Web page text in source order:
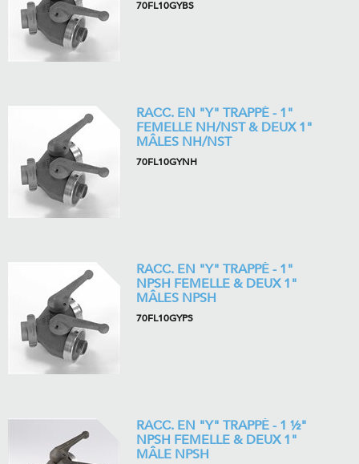
70FL10GYBS
RACC. EN "Y" TRAPPÉ - 1"
FEMELLE NH/NST & DEUX 1"
MÂLES NH/NST
70FL10GYNH
RACC. EN "Y" TRAPPÉ - 1"
NPSH FEMELLE & DEUX 1"
MÂLES NPSH
70FL10GYPS
RACC. EN "Y" TRAPPÉ - 1 ½"
NPSH FEMELLE & DEUX 1"
MÂLE NPSH